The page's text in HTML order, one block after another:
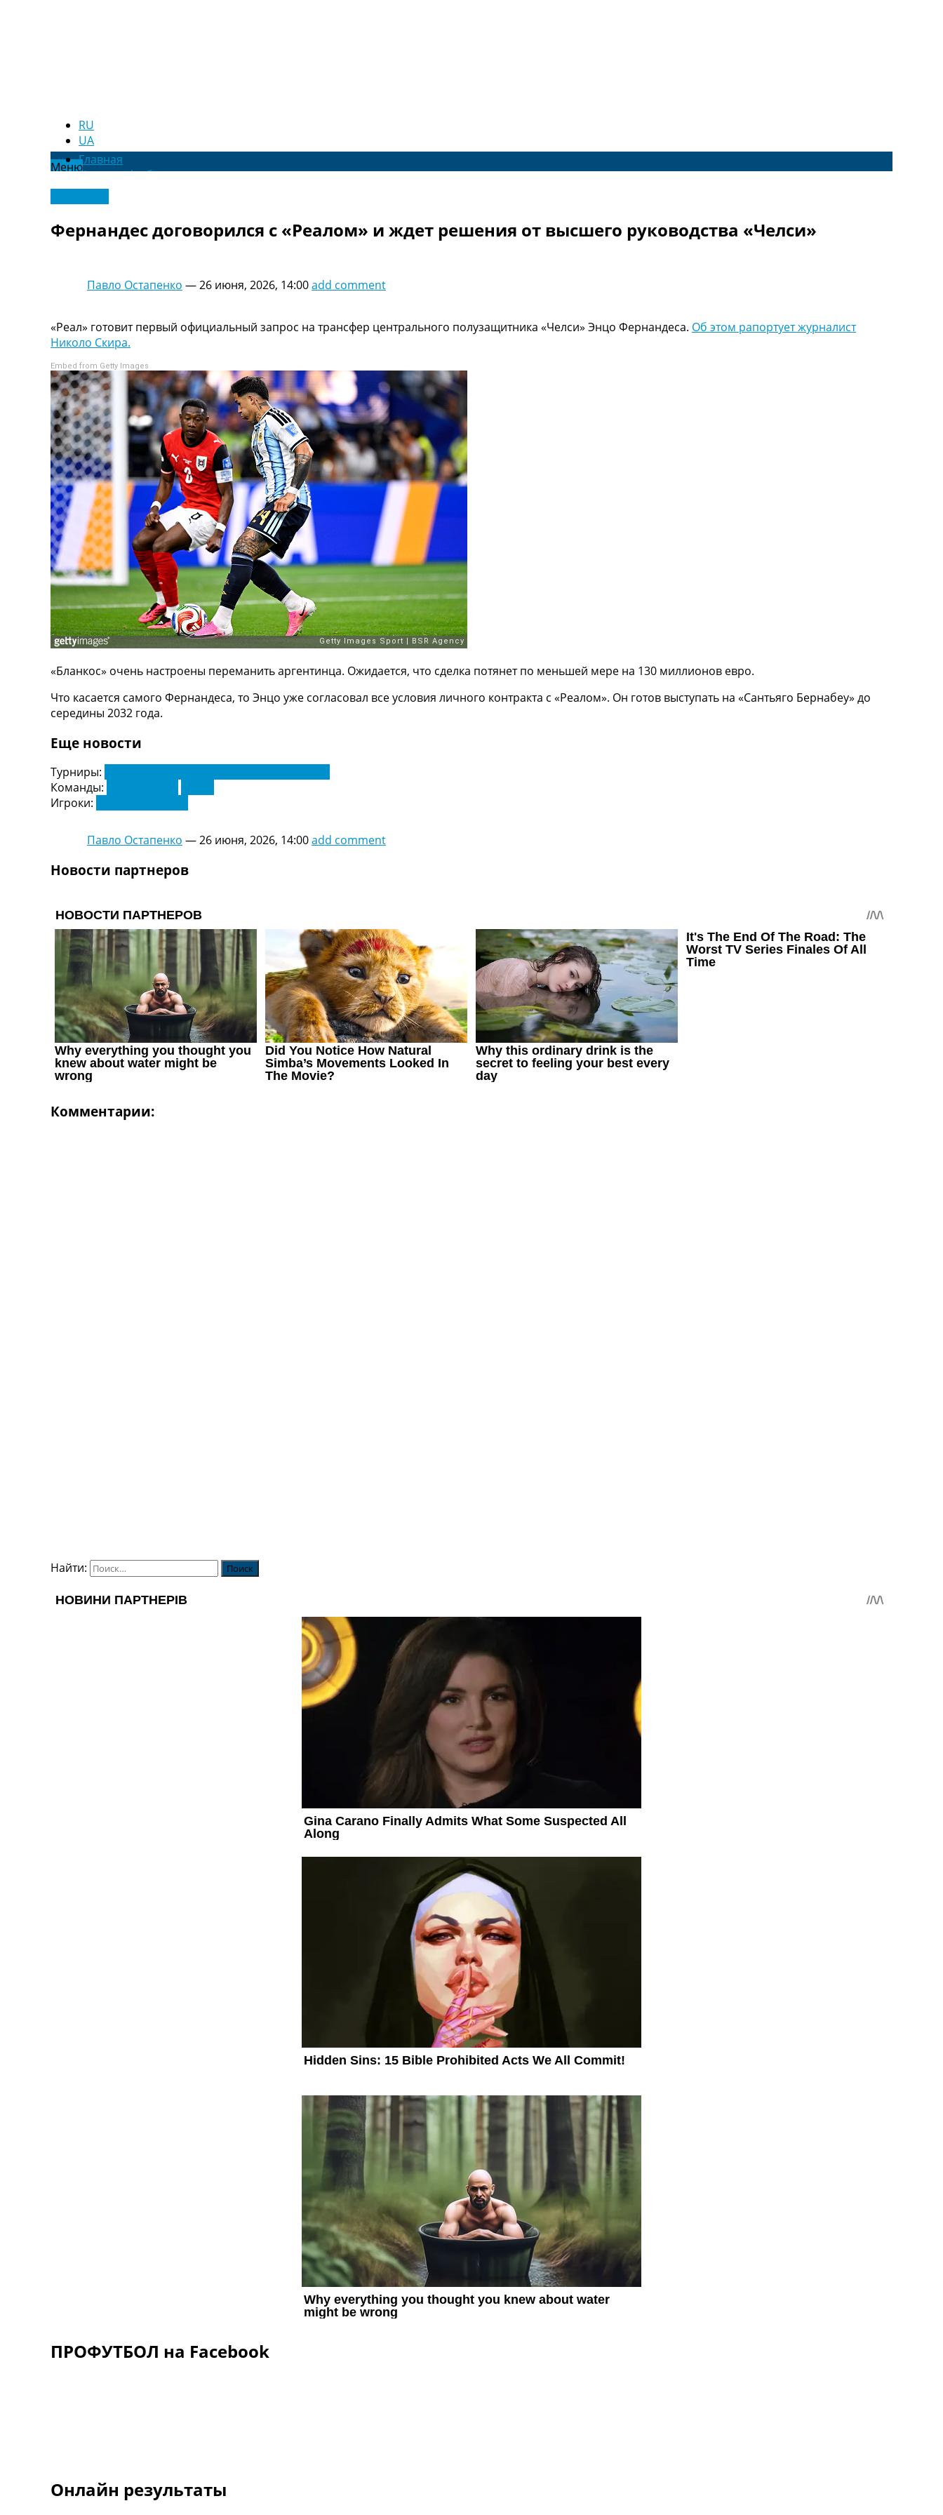
RU
UA
МенюГлавная
Новости футбола
Видео
Трансферы
Последние комментарии
Рейтинги
Турниры
Чемпионат Мира
Украина. Премьер-Лига
Украина. Первая Лига
Лига Чемпионов
Англия. Премьер Лига
Испания. Ла Лига
Другие Турниры >>>
Таблицы
Таблицы групп Чемпионата Мира
Украина. Премьер-Лига
Украина. Первая Лига
Лига Чемпионов. Таблицы групп
Англия. Премьер-Лига
Испания. Ла Лига
Все таблицы >>>
Рейтинги
Рейтинг стран УЕФА
Рейтинг клубов УЕФА
Рейтинг ФИФА
ТВ программа
UA
Categories
Главная
Конкурс прогнозов
Логин
Правила
Турниры
Чемпионат Мира
Украина. Премьер-Лига
Украина. Первая Лига
Лига Чемпионов
Англия. Премьер Лига
Испания. Ла Лига
Другие Турниры >>>
Таблицы
Таблицы групп Чемпионата Мира
Украина. Премьер-Лига
Англия. Премьер-Лига
Испания. Ла Лига
Фернандес договорился с «Реалом» и ждет решения от высшего руководства «Челси»
Павло Остапенко —26 июня, 2026, 14:00add comment
«Реал» готовит первый официальный запрос на трансфер центрального полузащитника «Челси» Энцо Фернандеса. Об этом рапортует журналист
Николо Скира.
Embed from Getty Images
«Бланкос» очень настроены переманить аргентинца. Ожидается, что сделка потянет по меньшей мере на 130 миллионов евро.
Что касается самого Фернандеса, то Энцо уже согласовал все условия личного контракта с «Реалом». Он готов выступать на «Сантьяго Бернабеу» до
середины 2032 года.
Еще новости
Турниры:
Команды:
Игроки:
Павло Остапенко —26 июня, 2026, 14:00add comment
Новости партнеров
Комментарии:
Найти:
ПРОФУТБОЛ на Facebook
Онлайн результаты